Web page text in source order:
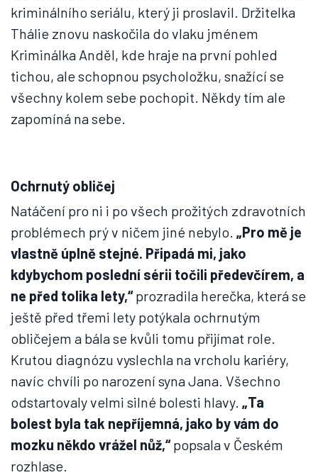
kriminálního seriálu, který ji proslavil. Držitelka
Thálie znovu naskočila do vlaku jménem
Kriminálka Anděl, kde hraje na první pohled
tichou, ale schopnou psycholožku, snažící se
všechny kolem sebe pochopit. Někdy tím ale
zapomíná na sebe.
Ochrnutý obličej
Natáčení pro ni i po všech prožitých zdravotních
problémech prý v ničem jiné nebylo. „Pro mě je
vlastně úplně stejné. Připadá mi, jako
kdybychom poslední sérii točili předevčírem, a
ne před tolika lety,“prozradila herečka, která se
ještě před třemi lety potýkala ochrnutým
obličejem a bála se kvůli tomu přijímat role.
Krutou diagnózu vyslechla na vrcholu kariéry,
navíc chvíli po narození syna Jana. Všechno
odstartovaly velmi silné bolesti hlavy. „Ta
bolest byla tak nepříjemná, jako by vám do
mozku někdo vrážel nůž,“popsala v Českém
rozhlase.